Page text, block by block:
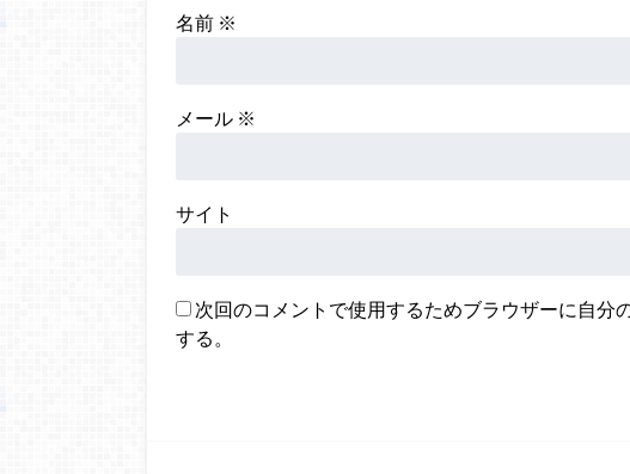
名前 ※
メール ※
サイト
次回のコメントで使用するためブラウザーに自分
する。